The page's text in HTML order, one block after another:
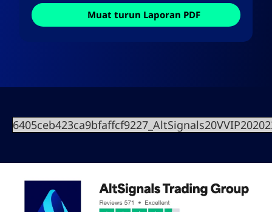
Muat turun Laporan PDF